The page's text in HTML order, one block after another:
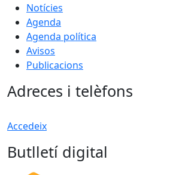
Notícies
Agenda
Agenda política
Avisos
Publicacions
Adreces i telèfons
Accedeix
Butlletí digital